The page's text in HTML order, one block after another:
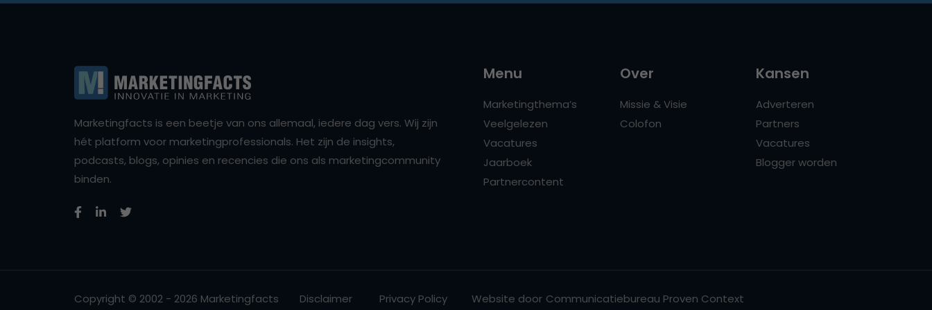
Marketingfacts is een beetje van ons allemaal, iedere dag vers. Wij zijn
hét platform voor marketingprofessionals. Het zijn de insights,
podcasts, blogs, opinies en recencies die ons als marketingcommunity
binden.
Menu
Marketingthema’s
Veelgelezen
Vacatures
Jaarboek
Partnercontent
Over
Missie & Visie
Colofon
Kansen
Adverteren
Partners
Vacatures
Blogger worden
Copyright © 2002 - 2026 Marketingfacts Disclaimer Privacy Policy Website door Communicatiebureau Proven Context